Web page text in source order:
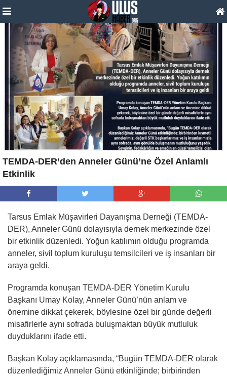
TEMDA-DER’den Anneler Günü’ne Özel Anlamlı
Etkinlik
Tarsus Emlak Müşavirleri Dayanışma Derneği (TEMDA-
DER), Anneler Günü dolayısıyla dernek merkezinde özel
bir etkinlik düzenledi. Yoğun katılımın olduğu programda
anneler, sivil toplum kuruluşu temsilcileri ve iş insanları bir
araya geldi.
Programda konuşan TEMDA-DER Yönetim Kurulu
Başkanı Umay Kolay, Anneler Günü’nün anlam ve
önemine dikkat çekerek, böylesine özel bir günde değerli
misafirlerle aynı sofrada buluşmaktan büyük mutluluk
duyduklarını ifade etti.
Başkan Kolay açıklamasında, “Bugün TEMDA-DER olarak
düzenlediğimiz Anneler Günü etkinliğinde; birbirinden